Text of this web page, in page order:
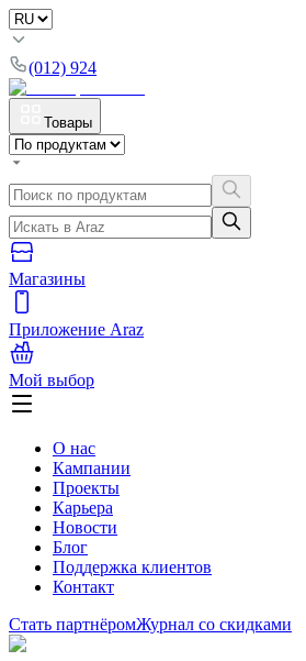
(012) 924
Товары
Магазины
Приложение Araz
Мой выбор
О нас
Кампании
Проекты
Карьера
Новости
Блог
Поддержка клиентов
Контакт
Стать партнёромЖурнал со скидками